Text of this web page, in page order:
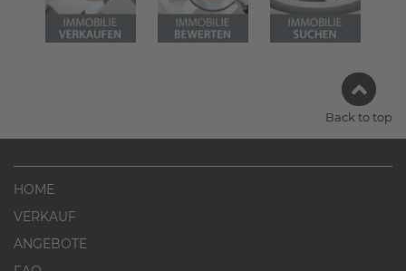
Back to top
HOME
VERKAUF
ANGEBOTE